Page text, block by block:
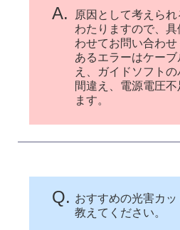
A.
原因として考えら
わたりますので、
わせてお問い合わせ
あるエラーはケー
え、ガイドソフト
間違え、電源電圧
ます。
Q. おすすめの光害カ
教えてください。